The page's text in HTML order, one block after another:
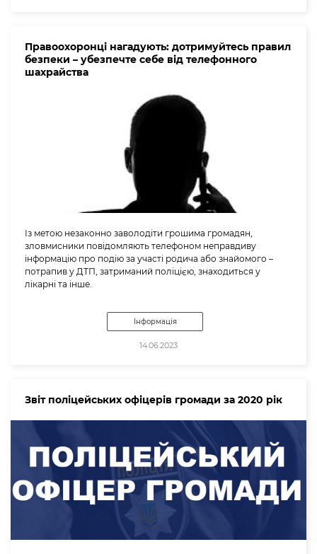
Правоохоронці нагадують: дотримуйтесь правил
безпеки – убезпечте себе від телефонного
шахрайства
Із метою незаконно заволодіти грошима громадян,
зловмисники повідомляють телефоном неправдиву
інформацію про подію за участі родича або знайомого –
потрапив у ДТП, затриманий поліцією, знаходиться у
лікарні та інше.
Інформація
14.06.2023
Звіт поліцейських офіцерів громади за 2020 рік